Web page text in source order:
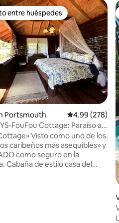
de 5, 15 reseñas
huéspedes preferido
entre huéspedes
Portsmouth Calificación
4.99 (278)
FouFou Cottage: Paraíso al
vistas al mar
como uno de los
caribeños más asequibles» y
como seguro en la
Cabaña de estilo casa del